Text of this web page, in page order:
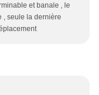
et banale , le
, seule la dernière